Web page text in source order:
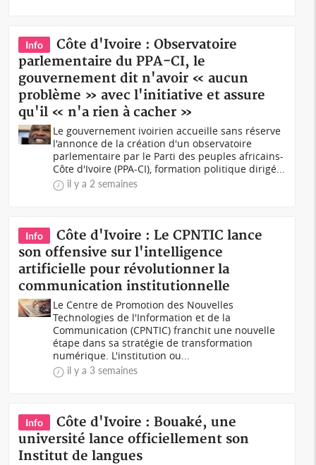
Info
Côte d'Ivoire : Observatoire
parlementaire du PPA-CI, le
gouvernement dit n'avoir « aucun
problème » avec l'initiative et assure
qu'il « n'a rien à cacher »
Le gouvernement ivoirien accueille sans réserve
l'annonce de la création d'un observatoire
parlementaire par le Parti des peuples africains-
Côte d'Ivoire (PPA-CI), formation politique dirigé...
il y a 2 semaines
Info
Côte d'Ivoire : Le CPNTIC lance
son offensive sur l'intelligence
artificielle pour révolutionner la
communication institutionnelle
Le Centre de Promotion des Nouvelles
Technologies de l'Information et de la
Communication (CPNTIC) franchit une nouvelle
étape dans sa stratégie de transformation
numérique. L'institution ou...
il y a 3 semaines
Info
Côte d'Ivoire : Bouaké, une
université lance officiellement son
Institut de langues